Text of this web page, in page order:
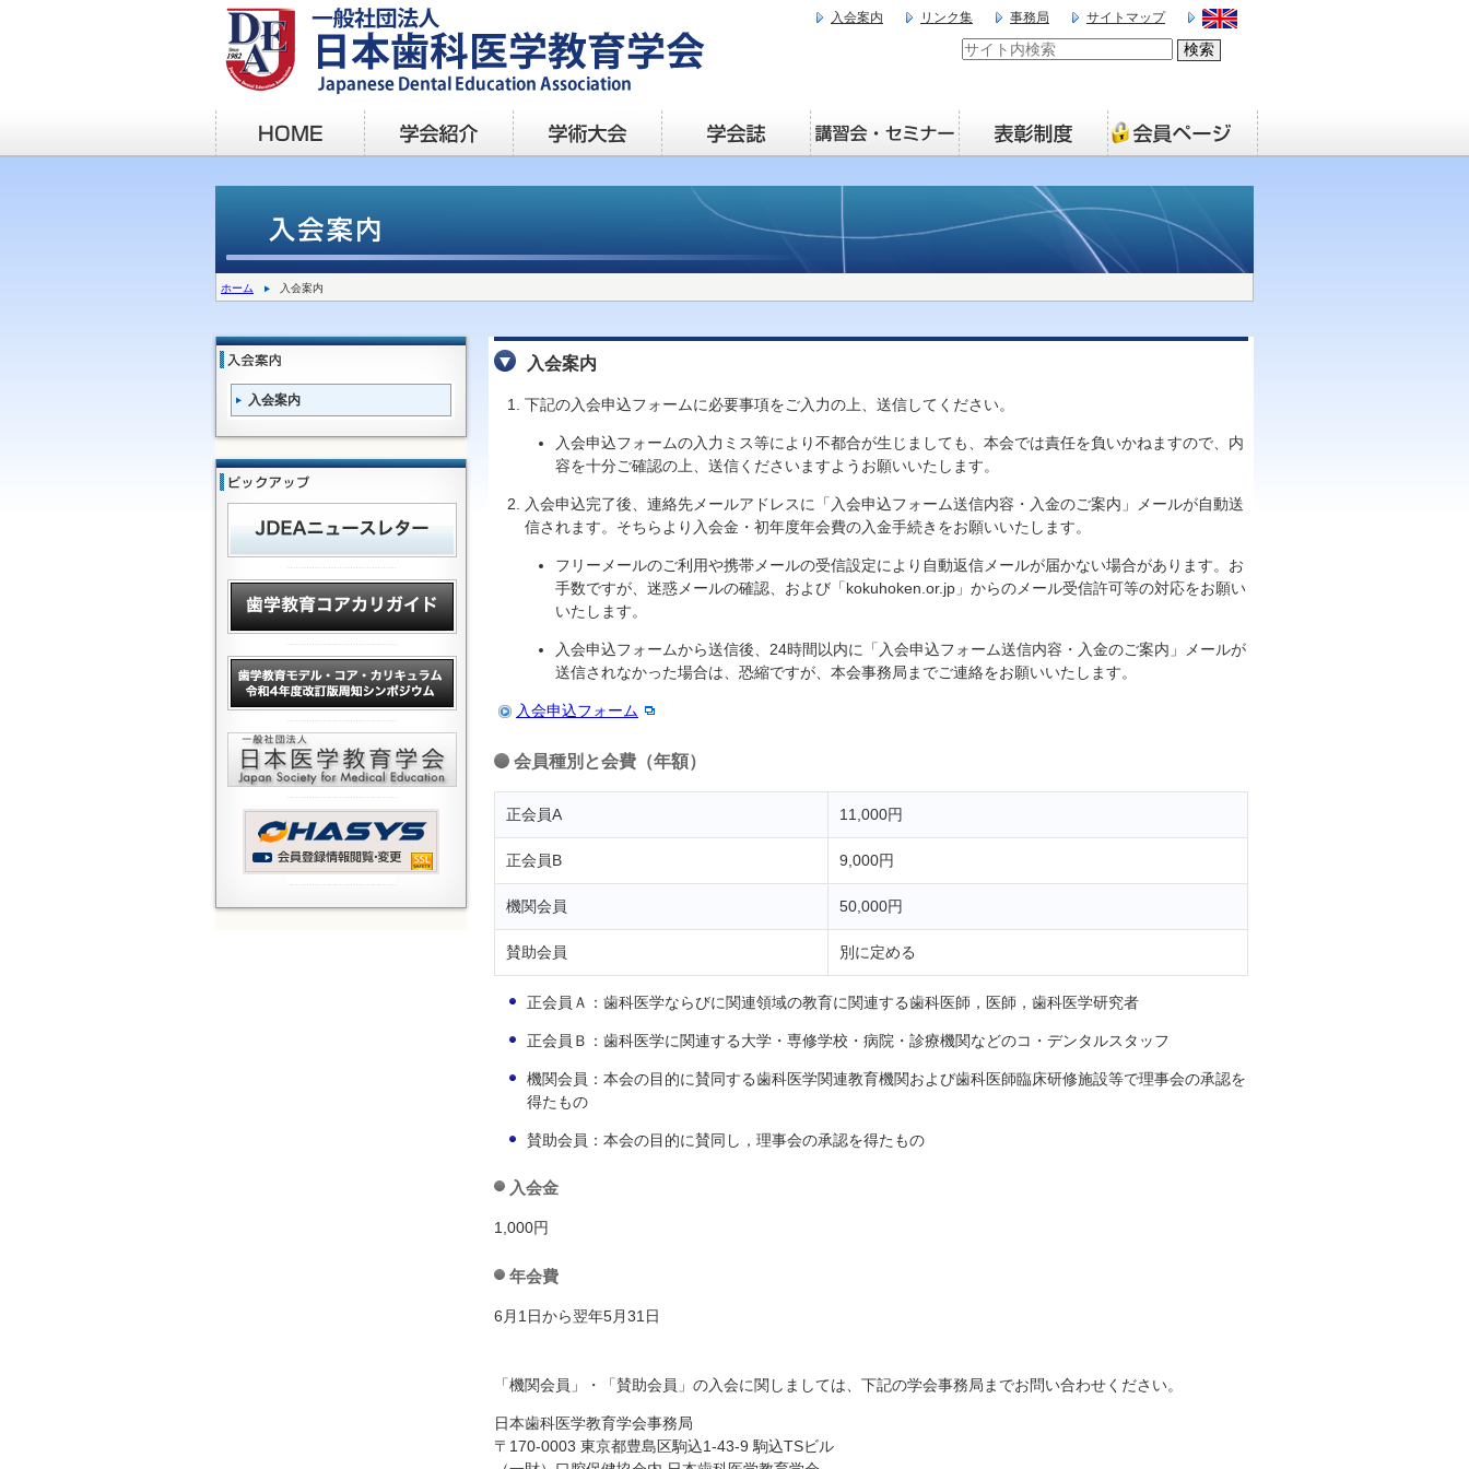
入会案内 リンク集 事務局 サイトマップ
ホーム 入会案内
入会案内
下記の入会申込フォームに必要事項をご入力の上、送信してください。
入会申込フォームの入力ミス等により不都合が生じましても、本会では責任を負いかねますので、内
容を十分ご確認の上、送信くださいますようお願いいたします。
入会申込完了後、連絡先メールアドレスに「入会申込フォーム送信内容・入金のご案内」メールが自動送
信されます。そちらより入会金・初年度年会費の入金手続きをお願いいたします。
フリーメールのご利用や携帯メールの受信設定により自動返信メールが届かない場合があります。お
手数ですが、迷惑メールの確認、および「kokuhoken.or.jp」からのメール受信許可等の対応をお願い
いたします。
入会申込フォームから送信後、24時間以内に「入会申込フォーム送信内容・入金のご案内」メールが
送信されなかった場合は、恐縮ですが、本会事務局までご連絡をお願いいたします。
入会申込フォーム
会員種別と会費（年額）
正会員A 11,000円
正会員B 9,000円
機関会員 50,000円
賛助会員 別に定める
正会員Ａ：歯科医学ならびに関連領域の教育に関連する歯科医師，医師，歯科医学研究者
正会員Ｂ：歯科医学に関連する大学・専修学校・病院・診療機関などのコ・デンタルスタッフ
機関会員：本会の目的に賛同する歯科医学関連教育機関および歯科医師臨床研修施設等で理事会の承認を
得たもの
賛助会員：本会の目的に賛同し，理事会の承認を得たもの
入会金
1,000円
年会費
6月1日から翌年5月31日
「機関会員」・「賛助会員」の入会に関しましては、下記の学会事務局までお問い合わせください。
日本歯科医学教育学会事務局
〒170-0003 東京都豊島区駒込1-43-9 駒込TSビル
入会案内